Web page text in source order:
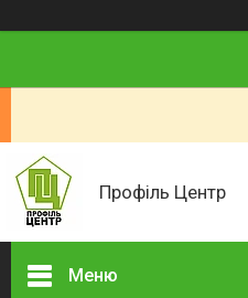
Профіль Центр
Меню